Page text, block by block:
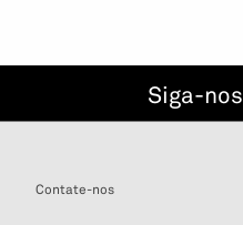
Siga-nos
Contate-nos